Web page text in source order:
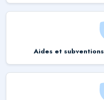
Aides et